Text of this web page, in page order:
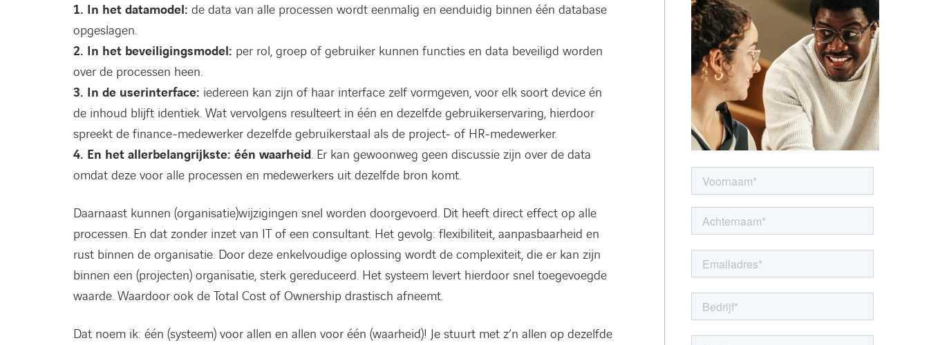
1. In het datamodel: de data van alle processen wordt eenmalig en eenduidig binnen één database
opgeslagen.
2. In het beveiligingsmodel: per rol, groep of gebruiker kunnen functies en data beveiligd worden
over de processen heen.
3. In de userinterface: iedereen kan zijn of haar interface zelf vormgeven, voor elk soort device én
de inhoud blijft identiek. Wat vervolgens resulteert in één en dezelfde gebruikerservaring, hierdoor
spreekt de finance-medewerker dezelfde gebruikerstaal als de project- of HR-medewerker.
4. En het allerbelangrijkste: één waarheid. Er kan gewoonweg geen discussie zijn over de data
omdat deze voor alle processen en medewerkers uit dezelfde bron komt.
Daarnaast kunnen (organisatie)wijzigingen snel worden doorgevoerd. Dit heeft direct effect op alle
processen. En dat zonder inzet van IT of een consultant. Het gevolg: flexibiliteit, aanpasbaarheid en
rust binnen de organisatie. Door deze enkelvoudige oplossing wordt de complexiteit, die er kan zijn
binnen een (projecten) organisatie, sterk gereduceerd. Het systeem levert hierdoor snel toegevoegde
waarde. Waardoor ook de Total Cost of Ownership drastisch afneemt.
Dat noem ik: één (systeem) voor allen en allen voor één (waarheid)! Je stuurt met z’n allen op dezelfde